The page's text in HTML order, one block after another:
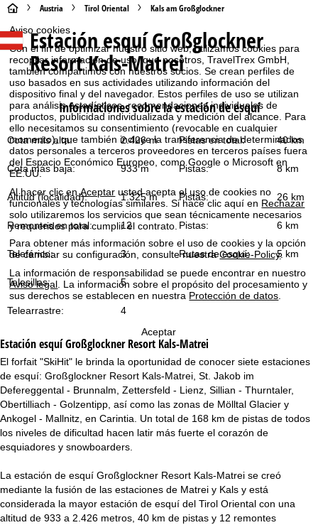
Aviso cookies
Con el fin de optimizar nuestro sitio web, utilizamos cookies para
recopilar información de uso, que nosotros, TravelTrex GmbH,
también compartimos con nuestros socios. Se crean perfiles de
uso basados en sus actividades utilizando información del
dispositivo final y del navegador. Estos perfiles de uso se utilizan
para análisis estadísticos, recomendaciones individuales de
productos, publicidad individualizada y medición del alcance. Para
ello necesitamos su consentimiento (revocable en cualquier
momento), que también incluye la transferencia de determinados
datos personales a terceros proveedores en terceros países fuera
del Espacio Económico Europeo, como Google o Microsoft en
EE.UU.
Al hacer clic enAceptar usted acepta el uso de cookies no
funcionales y tecnologías similares. Si hace clic aquí en Rechazar
solo utilizaremos los servicios que sean técnicamente necesarios
y requeridos para cumplir el contrato.
Para obtener más información sobre el uso de cookies y la opción
de cambiar su configuración, consulte nuestraCookie-Policy.
La información de responsabilidad se puede encontrar en nuestro
Aviso legal. La información sobre el propósito del procesamiento y
sus derechos se establecen en nuestra Protección de datos.
Aceptar
P
á
g
i
n
a
r
i
n
c
p
l
Austria Tirol Oriental Kals am Großglockner
Estación esquíGroßglockner
Resort Kals-Matrei
Informaciones sobre la estación de esquí
Cota más alta: 2.426 m Pistas en total: 40 km
Cota más baja: 933 m Pistas: 8 km
Altitud (localidad): 1.325 m Pistas: 26 km
Remontes en total: 12 Pistas: 6 km
Teleférico: 3 Rutas de esquí: 5 km
Telesillas: 5
Telearrastre: 4
Estación esquíGroßglockner Resort Kals-Matrei
El forfait "SkiHit" le brinda la oportunidad de conocer siete estaciones
de esquí: Großglockner Resort Kals-Matrei, St. Jakob im
Defereggental - Brunnalm, Zettersfeld - Lienz, Sillian - Thurntaler,
Obertilliach - Golzentipp, así como las zonas de Mölltal Glacier y
Ankogel - Mallnitz, en Carintia. Un total de 168 km de pistas de todos
los niveles de dificultad hacen latir más fuerte el corazón de
esquiadores y snowboarders.
La estación de esquí Großglockner Resort Kals-Matrei se creó
mediante la fusión de las estaciones de Matrei y Kals y está
considerada la mayor estación de esquí del Tirol Oriental con una
altitud de 933 a 2.426 metros, 40 km de pistas y 12 remontes